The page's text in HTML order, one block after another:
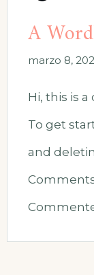
A
marzo 8,
Hi, this is
To get
and